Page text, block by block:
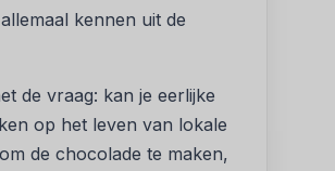
kennen uit de
de vraag: kan je eerlijke
op het leven van lokale
de chocolade te maken,